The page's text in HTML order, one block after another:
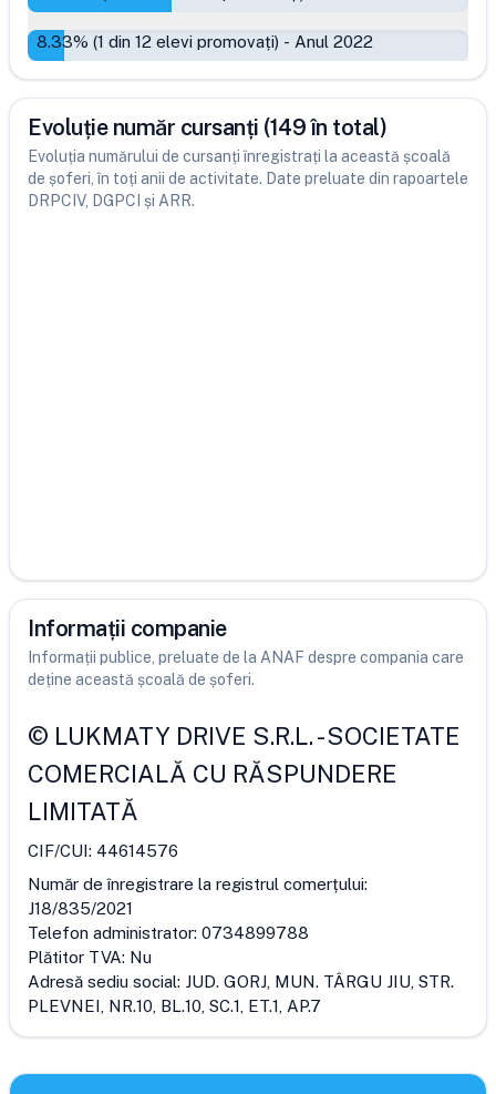
8.33% (1 din 12 elevi promovați) - Anul 2022
Evoluție număr cursanți (149 în total)
Evoluția numărului de cursanți înregistrați la această școală
de șoferi, în toți anii de activitate. Date preluate din rapoartele
DRPCIV, DGPCI și ARR.
Informații companie
Informații publice, preluate de la ANAF despre compania care
deține această școală de șoferi.
© LUKMATY DRIVE S.R.L.-SOCIETATE
COMERCIALĂ CU RĂSPUNDERE
LIMITATĂ
CIF/CUI: 44614576
Număr de înregistrare la registrul comerțului:
J18/835/2021
Telefon administrator: 0734899788
Plătitor TVA: Nu
Adresă sediu social: JUD. GORJ, MUN. TÂRGU JIU, STR.
PLEVNEI, NR.10, BL.10, SC.1, ET.1, AP.7